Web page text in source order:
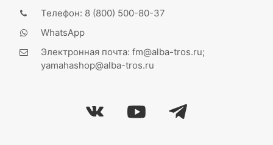
Телефон: 8 (800) 500-80-37
WhatsApp
Электронная почта: fm@alba-tros.ru;
yamahashop@alba-tros.ru